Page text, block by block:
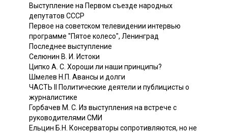
Выступление на Первом съезде народных
депутатов СССР
Первое на советском телевидении интервью
программе "Пятое колесо", Ленинград
Последнее выступление
Селюнин В. И. Истоки
Ципко А. С. Хороши ли наши принципы?
Шмелев Н.П. Авансы и долги
ЧАСТЬ II Политические деятели и публицисты о
журналистике
Горбачев М. С. Из выступления на встрече с
руководителями СМИ
Ельцин Б.Н. Консерваторы сопротивляются, но не